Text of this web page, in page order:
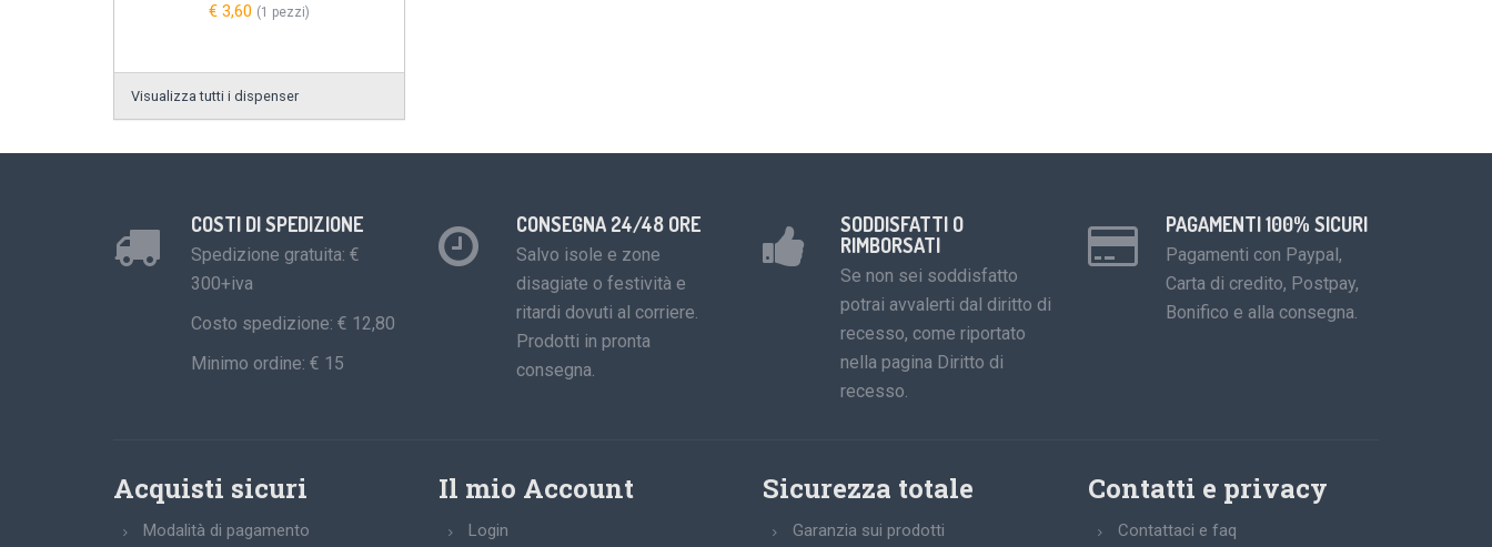
€ 3,60 (1 pezzi)
Visualizza tutti i dispenser
COSTI DI SPEDIZIONE
Spedizione gratuita: €
300+iva
Costo spedizione: € 12,80
Minimo ordine: € 15
CONSEGNA 24/48 ORE
Salvo isole e zone
disagiate o festività e
ritardi dovuti al corriere.
Prodotti in pronta
consegna.
SODDISFATTI O
RIMBORSATI
Se non sei soddisfatto
potrai avvalerti dal diritto di
recesso, come riportato
nella pagina Diritto di
recesso.
PAGAMENTI 100% SICURI
Pagamenti con Paypal,
Carta di credito, Postpay,
Bonifico e alla consegna.
Acquisti sicuri
Modalità di pagamento
Il mio Account
Login
Sicurezza totale
Garanzia sui prodotti
Contatti e privacy
Contattaci e faq